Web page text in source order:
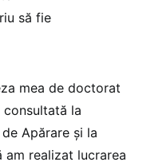
să fie
mea de doctorat
la
Apărare și la
am realizat lucrarea